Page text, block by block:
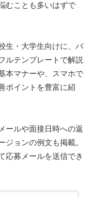
むことも多いはずで
生・大学生向けに、バ
ルテンプレートで解説
本マナーや、スマホで
ポイントを豊富に紹
ールや面接日時への返
ジョンの例文も掲載。
応募メールを送信でき